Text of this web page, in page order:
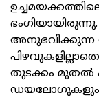
അനുഭവിക്കുന്ന
തുടക്കം മുതൽ
ഡയലോഗുകളും